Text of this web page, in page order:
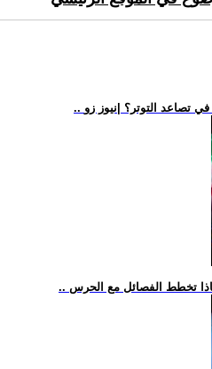
تصاعد التوتر؟ |نيوز زو
ماذا تخطط الفصائل مع الحرس